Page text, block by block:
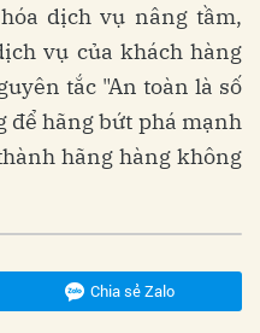
dịch vụ nâng tầm,
vụ của khách hàng
tắc "An toàn là số
để hãng bứt phá mạnh
hãng hàng không
Chia sẻ Zalo